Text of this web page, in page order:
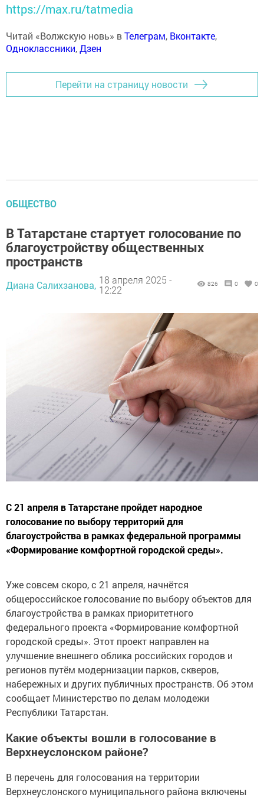
https://max.ru/tatmedia
Читай «Волжскую новь» вТелеграм, Вконтакте,
Одноклассники,Дзен
Перейти на страницу новости
ОБЩЕСТВО
В Татарстане стартует голосование по
благоустройству общественных
пространств
Диана Салихзанова, 18 апреля 2025 -
12:22
826 0 0
С 21 апреля в Татарстане пройдет народное
голосование по выбору территорий для
благоустройства в рамках федеральной программы
«Формирование комфортной городской среды».
Уже совсем скоро, с 21 апреля, начнётся
общероссийское голосование по выбору объектов для
благоустройства в рамках приоритетного
федерального проекта «Формирование комфортной
городской среды». Этот проект направлен на
улучшение внешнего облика российских городов и
регионов путём модернизации парков, скверов,
набережных и других публичных пространств. Об этом
сообщает Министерство по делам молодежи
Республики Татарстан.
Какие объекты вошли в голосование в
Верхнеуслонском районе?
В перечень для голосования на территории
Верхнеуслонского муниципального района включены